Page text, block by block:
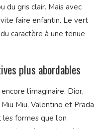
du gris clair. Mais avec
faire enfantin. Le vert
caractère à une tenue
plus abordables
l’imaginaire. Dior,
Miu, Valentino et Prada
formes que l’on